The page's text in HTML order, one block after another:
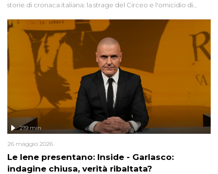
storie di cronaca italiana: la strage del Circeo e l'omicidio di
Le Iene presentano: Inside - Garlasco:
indagine chiusa, verità ribaltata?
219 min
26 maggio 2026